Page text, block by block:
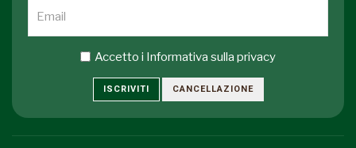
Accetto i Informativa sulla privacy
ISCRIVITI CANCELLAZIONE